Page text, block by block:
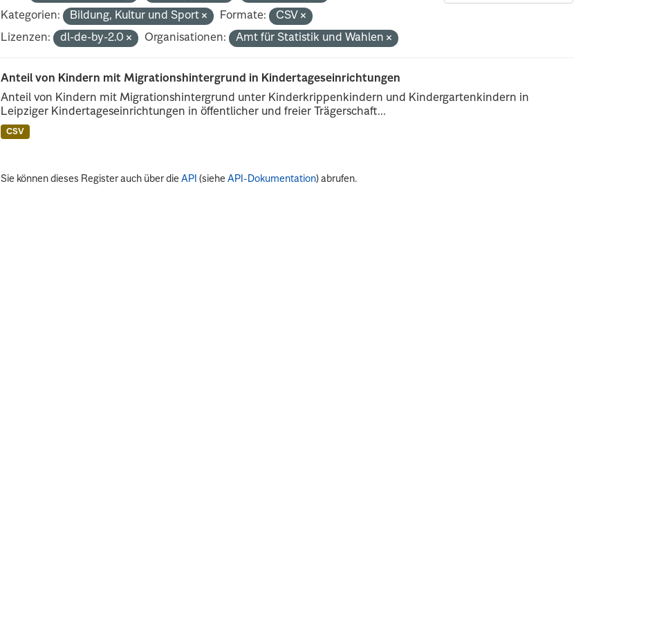
Kategorien:
Bildung, Kultur und Sport Formate:
CSV
Lizenzen:
dl-de-by-2.0 Organisationen: Amt für Statistik und Wahlen
Anteil von Kindern mit Migrationshintergrund in Kindertageseinrichtungen
Anteil von Kindern mit Migrationshintergrund unter Kinderkrippenkindern und Kindergartenkindern in
Leipziger Kindertageseinrichtungen in öffentlicher und freier Trägerschaft...
CSV
Sie können dieses Register auch über dieAPI (sieheAPI-Dokumentation) abrufen.